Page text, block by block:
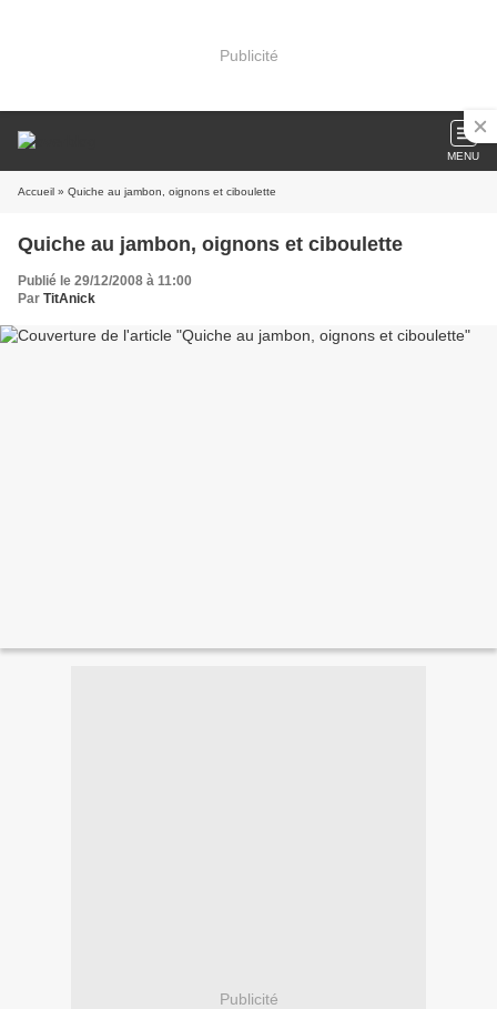
Publicité
MENU
Accueil » Quiche au jambon, oignons et ciboulette
Quiche au jambon, oignons et ciboulette
Publié le 29/12/2008 à 11:00
Par TitAnick
Publicité